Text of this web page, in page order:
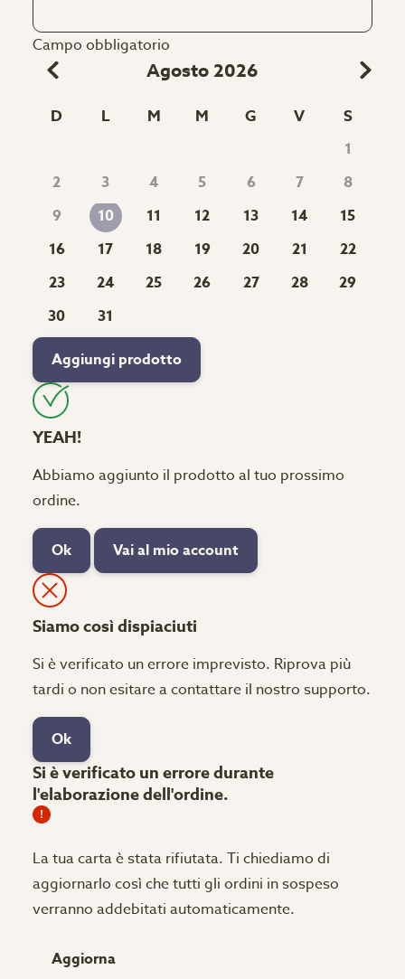
Campo obbligatorio
Agosto 2026
D L M M G V S
1
2
3 4 5 6 7
8
9
10 11 12 13 14
15
16
17 18 19 20 21
22
23
24 25 26 27 28
29
30
31
Aggiungi prodotto
YEAH!
Abbiamo aggiunto il prodotto al tuo prossimo
ordine.
Ok Vai al mio account
Siamo così dispiaciuti
Si è verificato un errore imprevisto. Riprova più
tardi o non esitare a contattare il nostro supporto.
Ok
Si è verificato un errore durante
l'elaborazione dell'ordine.
La tua carta è stata rifiutata. Ti chiediamo di
aggiornarlo così che tutti gli ordini in sospeso
verranno addebitati automaticamente.
Aggiorna